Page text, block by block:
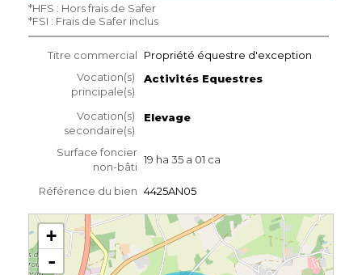
*HFS : Hors frais de Safer
*FSI : Frais de Safer inclus
Titre commercial
Propriété équestre d'exception
Vocation(s)
principale(s)
Activités Equestres
Vocation(s)
secondaire(s)
Elevage
Surface foncier
non-bâti
19 ha 35 a 01 ca
Référence du bien 4425AN05
+
-